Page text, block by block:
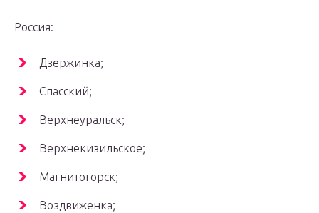
Россия:
Дзержинка;
Спасский;
Верхнеуральск;
Верхнекизильское;
Магнитогорск;
Воздвиженка;